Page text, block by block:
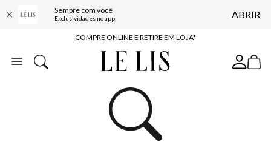
Sempre com você
Exclusividades no app ABRIR
10% OFF NA PRIMEIRA COMPRA*
COMPRE ONLINE E RETIRE EM LOJA*
ENTREGA EXPRESSA*
BAIXE O APP
10% OFF NA PRIMEIRA COMPRA*